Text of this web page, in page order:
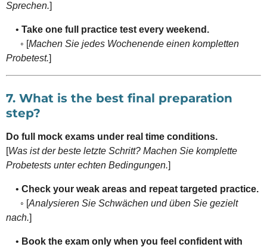
Sprechen.]
• Take one full practice test every weekend.
◦ [Machen Sie jedes Wochenende einen kompletten
Probetest.]
7. What is the best final preparation
step?
Do full mock exams under real time conditions.
[Was ist der beste letzte Schritt? Machen Sie komplette
Probetests unter echten Bedingungen.]
• Check your weak areas and repeat targeted practice.
◦ [Analysieren Sie Schwächen und üben Sie gezielt
nach.]
• Book the exam only when you feel confident with